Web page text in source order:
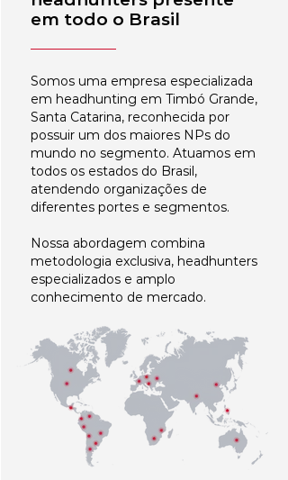
em todo o Brasil
Somos uma empresa especializada
em headhunting em Timbó Grande,
Santa Catarina, reconhecida por
possuir um dos maiores NPs do
mundo no segmento. Atuamos em
todos os estados do Brasil,
atendendo organizações de
diferentes portes e segmentos.
Nossa abordagem combina
metodologia exclusiva, headhunters
especializados e amplo
conhecimento de mercado.